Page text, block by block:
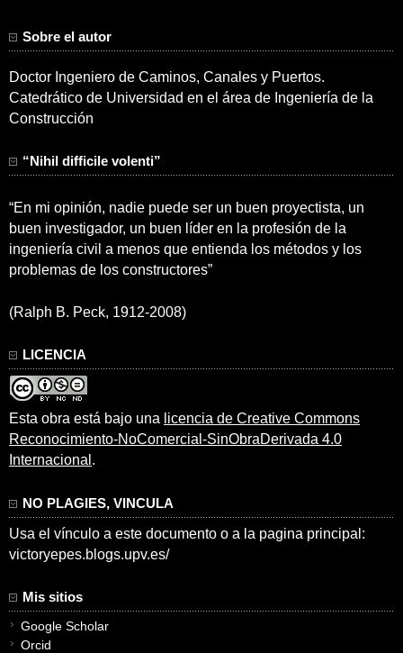
Sobre el autor
Doctor Ingeniero de Caminos, Canales y Puertos.
Catedrático de Universidad en el área de Ingeniería de la
Construcción
“Nihil difficile volenti”
“En mi opinión, nadie puede ser un buen proyectista, un
buen investigador, un buen líder en la profesión de la
ingeniería civil a menos que entienda los métodos y los
problemas de los constructores”
(Ralph B. Peck, 1912-2008)
LICENCIA
Esta obra está bajo una licencia de Creative Commons
Reconocimiento-NoComercial-SinObraDerivada 4.0
Internacional .
NO PLAGIES, VINCULA
Usa el vínculo a este documento o a la pagina principal:
victoryepes.blogs.upv.es/
Mis sitios
Google Scholar
Orcid